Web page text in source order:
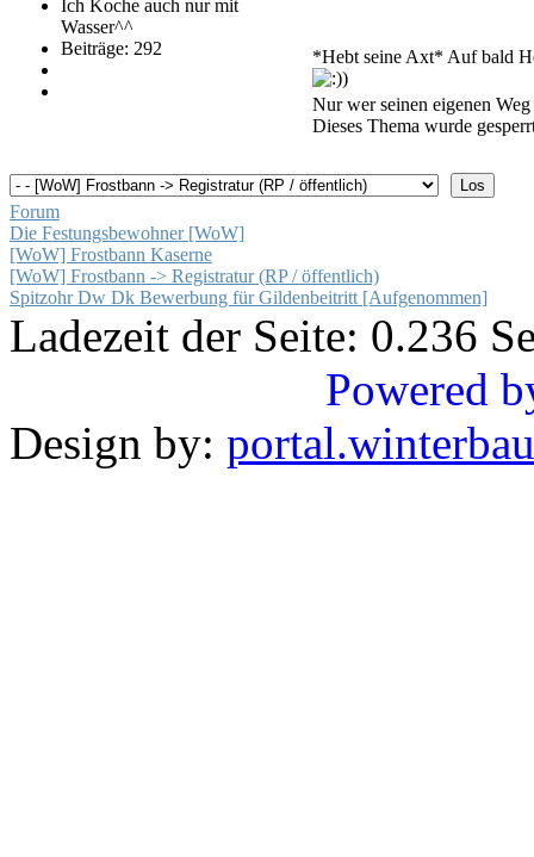
İch Koche auch nur mit
Wasser^^
Beiträge: 292
*Hebt seine Axt* Auf bald
)
Nur wer seinen eigenen
Dieses Thema wurde
Forum
Die Festungsbewohner [WoW]
[WoW] Frostbann Kaserne
[WoW] Frostbann -> Registratur (RP / öffentlich)
Spitzohr Dw Dk Bewerbung für Gildenbeitritt [Aufgenommen]
Ladezeit der Seite: 0.236
Powered
Design by: